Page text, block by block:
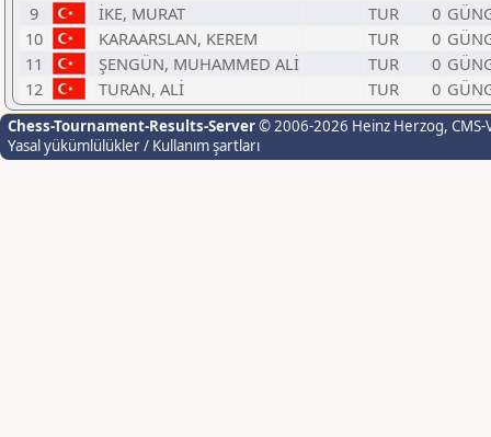
9
İKE, MURAT TUR 0
10
KARAARSLAN, KEREM TUR 0
11
ŞENGÜN, MUHAMMED ALİ TUR 0
12
TURAN, ALİ TUR 0
Chess-Tournament-Results-Server© 2006-2026 Heinz Herzog,
Yasal yükümlülükler / Kullanım şartları